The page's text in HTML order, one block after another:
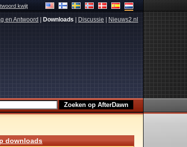
kwijt
en Antwoord Downloads Discussie Nieuws2.nl
downloads